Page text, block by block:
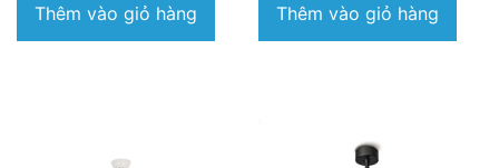
Thêm vào giỏ hàng Thêm vào giỏ hàng